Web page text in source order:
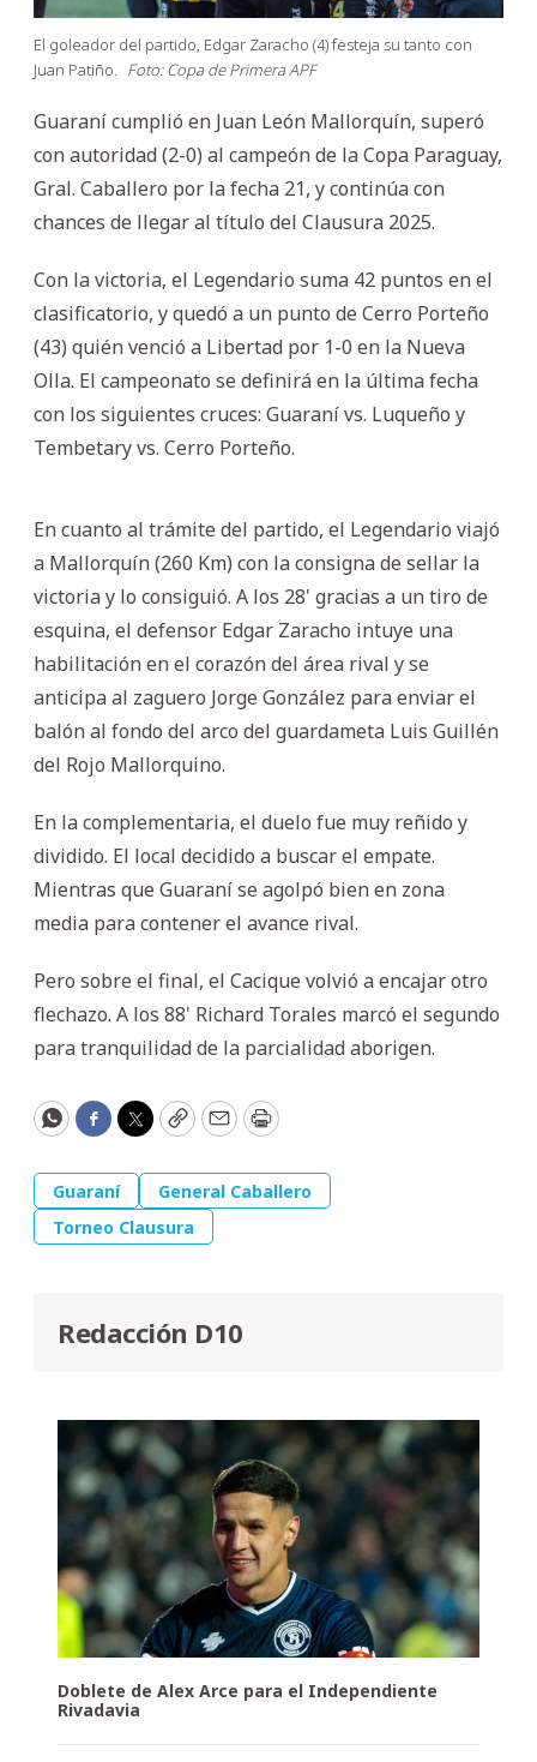
El goleador del partido, Edgar Zaracho (4) festeja su tanto con
Juan Patiño. Foto: Copa de Primera APF
Guaraní cumplió en Juan León Mallorquín, superó
con autoridad (2-0) al campeón de la Copa Paraguay,
Gral. Caballero por la fecha 21, y continúa con
chances de llegar al título del Clausura 2025.
Con la victoria, el Legendario suma 42 puntos en el
clasificatorio, y quedó a un punto de Cerro Porteño
(43) quién venció a Libertad por 1-0 en la Nueva
Olla. El campeonato se definirá en la última fecha
con los siguientes cruces: Guaraní vs. Luqueño y
Tembetary vs. Cerro Porteño.
En cuanto al trámite del partido, el Legendario viajó
a Mallorquín (260 Km) con la consigna de sellar la
victoria y lo consiguió. A los 28' gracias a un tiro de
esquina, el defensor Edgar Zaracho intuye una
habilitación en el corazón del área rival y se
anticipa al zaguero Jorge González para enviar el
balón al fondo del arco del guardameta Luis Guillén
del Rojo Mallorquino.
En la complementaria, el duelo fue muy reñido y
dividido. El local decidido a buscar el empate.
Mientras que Guaraní se agolpó bien en zona
media para contener el avance rival.
Pero sobre el final, el Cacique volvió a encajar otro
flechazo. A los 88' Richard Torales marcó el segundo
para tranquilidad de la parcialidad aborigen.
WhatsApp
Facebook
Twitter
CopyEmailPrint
Guaraní
General Caballero
Torneo Clausura
Redacción D10
Doblete de Alex Arce para el Independiente
Rivadavia